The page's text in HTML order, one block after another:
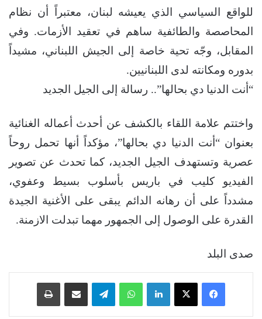
للواقع السياسي الذي يعيشه لبنان، معتبراً أن نظام
المحاصصة والطائفية ساهم في تعقيد الأزمات. وفي
المقابل، وجّه تحية خاصة إلى الجيش اللبناني، مشيداً
بدوره ومكانته لدى اللبنانيين.
“أنت الدنيا دي بحالها”.. رسالة إلى الجيل الجديد
واختتم علامة اللقاء بالكشف عن أحدث أعماله الغنائية
بعنوان “أنت الدنيا دي بحالها”، مؤكداً أنها تحمل روحاً
عصرية وتستهدف الجيل الجديد، كما تحدث عن تصوير
الفيديو كليب في باريس بأسلوب بسيط وعفوي،
مشدداً على أن رهانه الدائم يبقى على الأغنية الجيدة
القدرة على الوصول إلى الجمهور مهما تبدلت الازمنة.
صدى البلد
فيسبوك ‫X لينكدإن واتساب تيلقرام